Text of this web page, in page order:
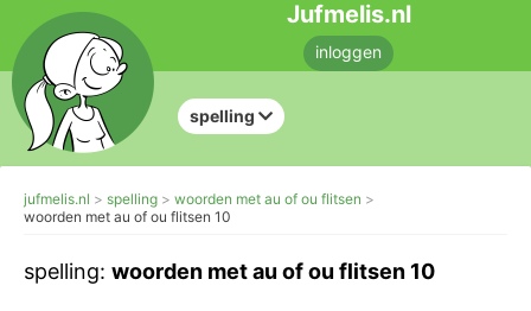
Jufmelis.nl
inloggen
spelling
jufmelis.nl spelling
woorden met au of ou flitsen
woorden met au of ou flitsen 10
spelling: woorden met au of ou flitsen 10